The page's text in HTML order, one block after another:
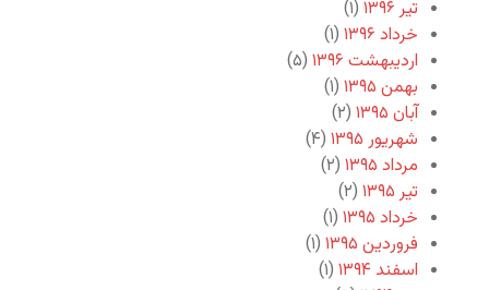
تیر ۱۳۹۶
(۱)
خرداد ۱۳۹۶
(۱)
اردیبهشت ۱۳۹۶
(۵)
بهمن ۱۳۹۵
(۱)
آبان ۱۳۹۵
(۲)
شهریور ۱۳۹۵
(۴)
مرداد ۱۳۹۵
(۲)
تیر ۱۳۹۵
(۲)
خرداد ۱۳۹۵
(۱)
فروردین ۱۳۹۵
(۱)
اسفند ۱۳۹۴
(۱)